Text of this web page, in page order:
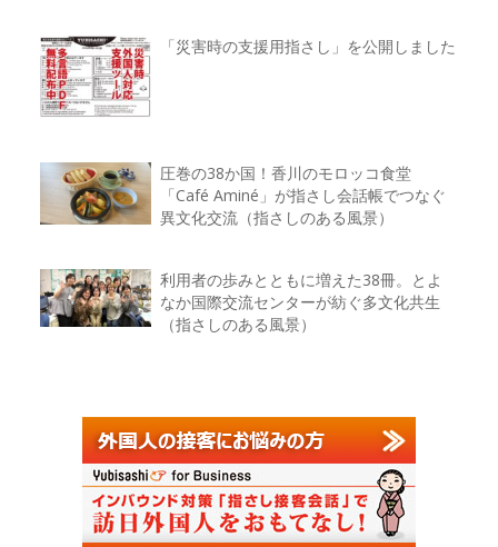
「災害時の支援用指さし」を公開しました
圧巻の38か国！香川のモロッコ食堂
「Café Aminé」が指さし会話帳でつなぐ
異文化交流（指さしのある風景）
利用者の歩みとともに増えた38冊。とよ
なか国際交流センターが紡ぐ多文化共生
（指さしのある風景）